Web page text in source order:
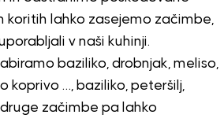
koritih lahko zasejemo začimbe,
v naši kuhinji.
baziliko, drobnjak, meliso,
koprivo …, baziliko, peteršilj,
začimbe pa lahko